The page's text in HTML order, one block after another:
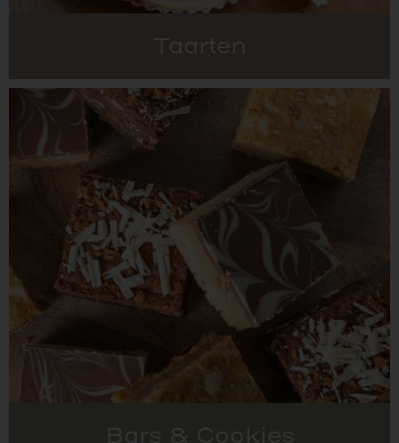
Taarten
Bars & Cookies